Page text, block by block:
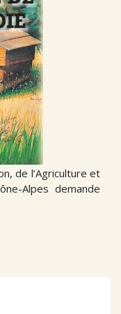
de l’Agriculture et
Alpes demande